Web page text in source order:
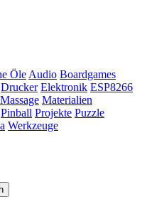
Öle Audio Boardgames
Drucker Elektronik ESP8266
Massage Materialien
Pinball Projekte Puzzle
Werkzeuge